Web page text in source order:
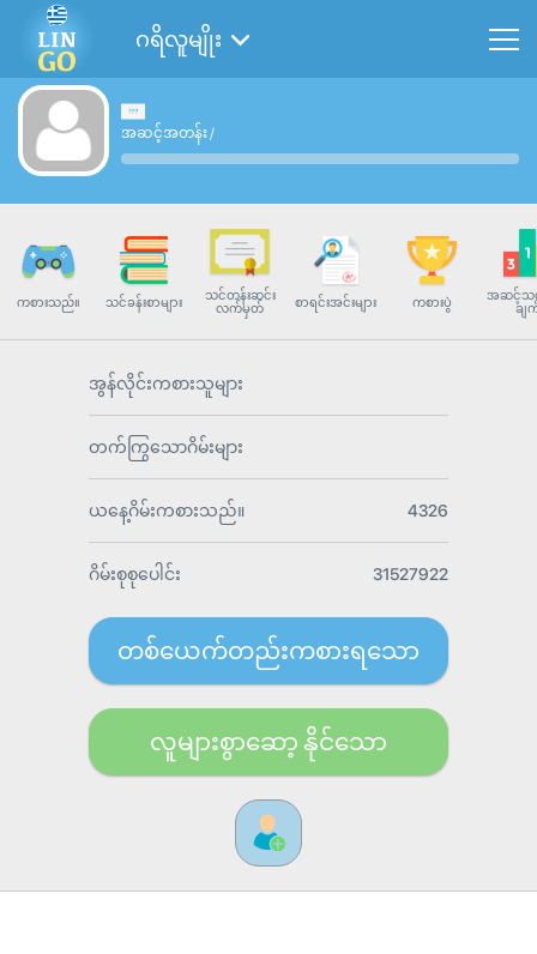
ဂရိလူမျိုး
အဆင့်အတန်း/
ကစားသည်။ သင်ခန်းစာများ
သင်တန်းဆင်း
လက်မှတ်
စာရင်းအင်းများ ကစားပွဲ
အဆင့်သ
ချ
အွန်လိုင်းကစားသူများ
တက်ကြွသောဂိမ်းများ
ယနေ့ဂိမ်းကစားသည်။ 4326
ဂိမ်းစုစုပေါင်း 31527922
တစ်ယေက်တည်းကစားရသော
လူများစွာဆော့ နိုင်သော